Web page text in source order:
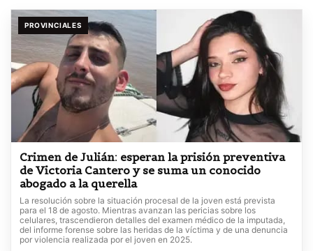
PROVINCIALES
Crimen de Julián: esperan la prisión preventiva
de Victoria Cantero y se suma un conocido
abogado a la querella
La resolución sobre la situación procesal de la joven está prevista
para el 18 de agosto. Mientras avanzan las pericias sobre los
celulares, trascendieron detalles del examen médico de la imputada,
del informe forense sobre las heridas de la víctima y de una denuncia
por violencia realizada por el joven en 2025.